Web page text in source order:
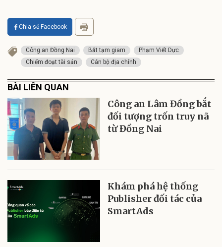
Chia sẻ Facebook
Công an Đồng Nai Bắt tạm giam
Phạm Viết Dực
Chiếm đoạt tài sản
Cán bộ địa chính
BÀI LIÊN QUAN
Công an Lâm Đồng bắt
đối tượng trốn truy nã
từ Đồng Nai
Khám phá hệ thống
Publisher đối tác của
SmartAds